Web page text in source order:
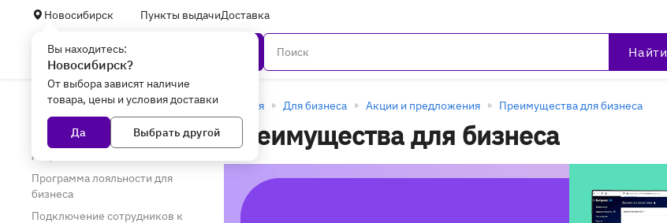
Новосибирск Пункты выдачиДоставка
Вы находитесь:
Новосибирск?
От выбора зависят наличие
товара, цены и условия доставки
Да Выбрать другой
Найти
Для бизнеса
Акции и предложения
Акции
Программа лояльности для
бизнеса
Подключение сотрудников к
Главная Для бизнеса Акции и предложения Преимущества для бизнеса
Преимущества для бизнеса